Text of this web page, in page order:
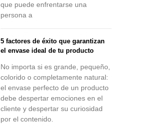
que puede enfrentarse una
persona a
5 factores de éxito que garantizan
el envase ideal de tu producto
No importa si es grande, pequeño,
colorido o completamente natural:
el envase perfecto de un producto
debe despertar emociones en el
cliente y despertar su curiosidad
por el contenido.